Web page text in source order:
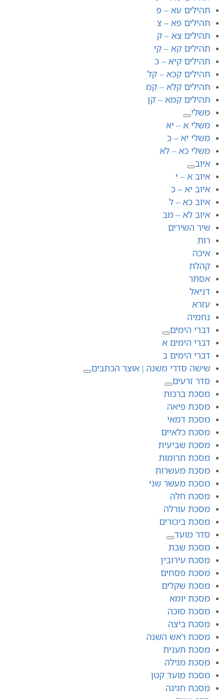
תהילים עא – פ
תהילים פא – צ
תהילים צא – ק
תהילים קא – קי
תהילים קיא – כ
תהילים קכא – קל
תהילים קלא – קמ
תהילים קמא – קן
משלי
משלי א – יא
משלי יא – כ
משלי כא – לא
איוב
איוב א – י
איוב יא – כ
איוב כא – ל
איוב לא – מב
שיר השירים
רות
איכה
קהלת
אסתר
דניאל
עזרא
נחמיה
דברי הימים
דברי הימים א
דברי הימים ב
שישה סדרי משנה | אוצר הכתבים
סדר זרעים
מסכת ברכות
מסכת פיאה
מסכת דמאי
מסכת כלאיים
מסכת שביעית
מסכת תרומות
מסכת מעשרות
מסכת מעשר שני
מסכת חלה
מסכת עורלה
מסכת ביכורים
סדר מועד
מסכת שבת
מסכת עירובין
מסכת פסחים
מסכת שקלים
מסכת יומא
מסכת סוכה
מסכת ביצה
מסכת ראש השנה
מסכת תענית
מסכת מגילה
מסכת מועד קטן
מסכת חגיגה